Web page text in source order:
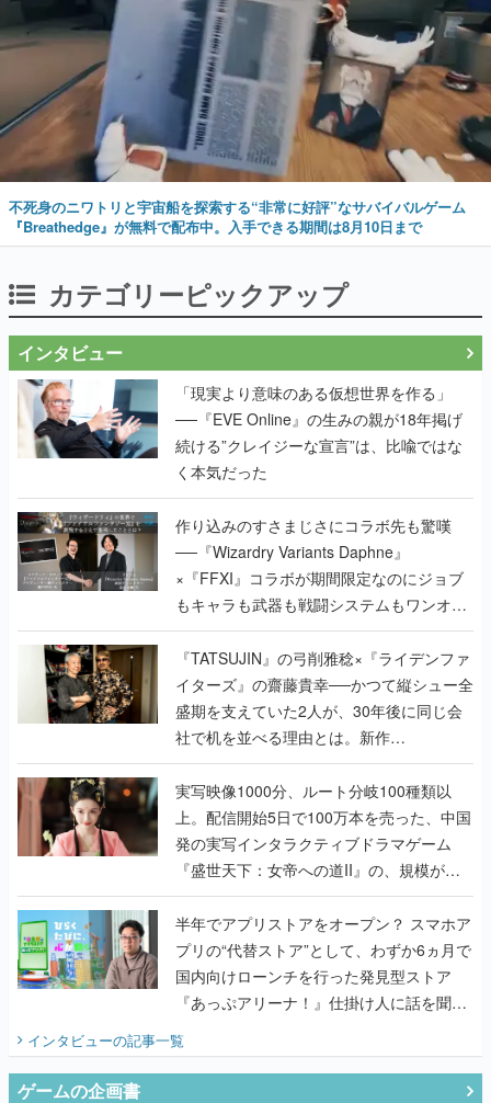
不死身のニワトリと宇宙船を探索する“非常に好評”なサバイバルゲーム
『Breathedge』が無料で配布中。入手できる期間は8月10日まで
カテゴリーピックアップ
インタビュー
「現実より意味のある仮想世界を作る」
──『EVE Online』の生みの親が18年掲げ
続ける”クレイジーな宣言”は、比喩ではな
く本気だった
作り込みのすさまじさにコラボ先も驚嘆
──『Wizardry Variants Daphne』
×『FFXI』コラボが期間限定なのにジョブ
もキャラも武器も戦闘システムもワンオフ
で作り込まれた理由を両ディレクターに聞
く
『TATSUJIN』の弓削雅稔×『ライデンファ
イターズ』の齋藤貴幸──かつて縦シュー全
盛期を支えていた2人が、30年後に同じ会
社で机を並べる理由とは。新作
『TATSUJIN EXTREME』で初タッグを組
んだレジェンド2人に訊く開発秘話
実写映像1000分、ルート分岐100種類以
上。配信開始5日で100万本を売った、中国
発の実写インタラクティブドラマゲーム
『盛世天下：女帝への道II』の、規模が違
うこだわりをプロデューサーに聞いた
半年でアプリストアをオープン？ スマホア
プリの“代替ストア”として、わずか6ヵ月で
国内向けローンチを行った発見型ストア
『あっぷアリーナ！』仕掛け人に話を聞い
インタビューの記事一覧
ゲームの企画書